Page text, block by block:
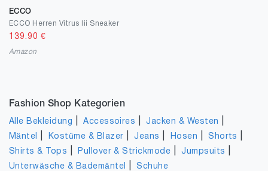
ECCO
ECCO Herren Vitrus Iii Sneaker
139.90 €
Amazon
Fashion Shop Kategorien
Alle Bekleidung |Accessoires |Jacken & Westen
Mäntel Kostüme & Blazer |Jeans Hosen |Shorts
Shirts & Tops Pullover & Strickmode |Jumpsuits
Unterwäsche & Bademäntel |Schuhe